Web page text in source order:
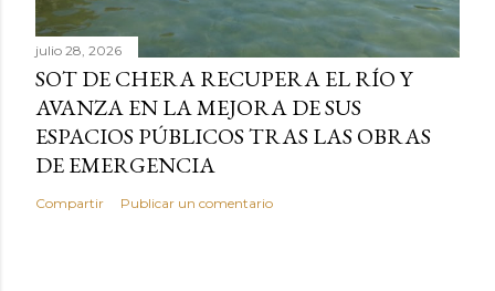
julio 28, 2026
SOT DE CHERA RECUPERA EL RÍO Y
AVANZA EN LA MEJORA DE SUS
ESPACIOS PÚBLICOS TRAS LAS OBRAS
DE EMERGENCIA
Compartir Publicar un comentario